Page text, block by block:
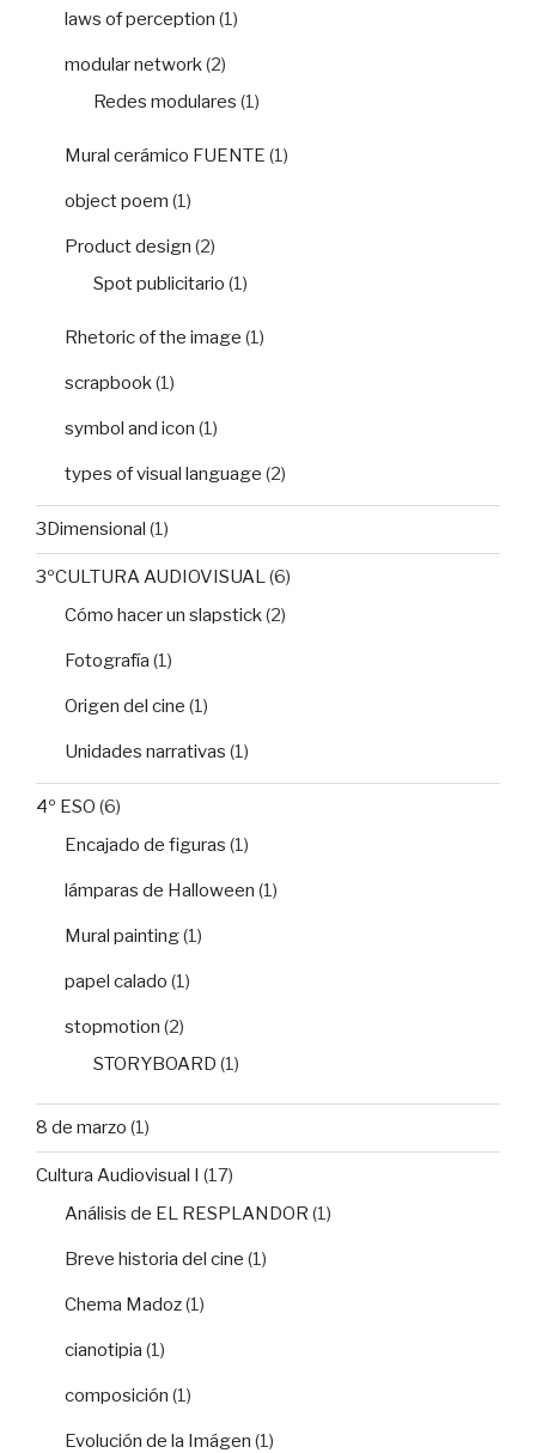
laws of perception (1)
modular network(2)
Redes modulares (1)
Mural cerámico FUENTE (1)
object poem (1)
Product design (2)
Spot publicitario (1)
Rhetoric of the image (1)
scrapbook(1)
symbol and icon (1)
types of visual language (2)
3Dimensional (1)
3ºCULTURA AUDIOVISUAL(6)
Cómo hacer un slapstick(2)
Fotografía (1)
Origen del cine (1)
Unidades narrativas (1)
4º ESO (6)
Encajado de figuras (1)
lámparas de Halloween (1)
Mural painting(1)
papel calado (1)
stopmotion (2)
STORYBOARD (1)
8 de marzo (1)
Cultura Audiovisual I (17)
Análisis de EL RESPLANDOR (1)
Breve historia del cine (1)
Chema Madoz(1)
cianotipia (1)
composición (1)
Evolución de la Imágen (1)